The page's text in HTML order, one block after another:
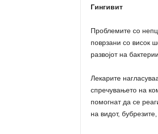
Гингивит
Проблемите со
поврзани со висок
развојот на
Лекарите
спречувањето на
помогнат да се
на видот,